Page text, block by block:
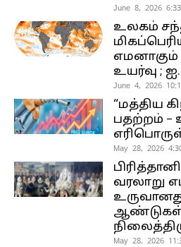
June 8, 2026
உலகம்
உயர்வு ;
June 4, 2026
“மத்திய
பதற்றம் –
May 28, 2026
வரலாறு
ஆண்டுகள்
May 28, 2026